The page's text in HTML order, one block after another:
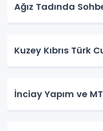
Ağız Tadında
Kuzey Kıbrıs Türk
İnciay Yapım ve